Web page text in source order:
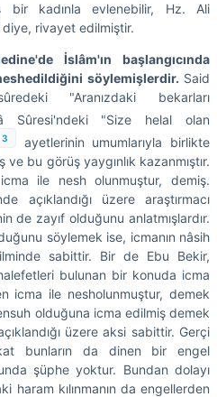
kadınla evlenebilir, Hz. Ali
diye, rivayet edilmiştir.
İslâm'ın başlangıcında
söylemişlerdir. Said
"Aranızdaki bekarları
"Size helal olan
3
ayetlerinin umumlarıyla birlikte
bu görüş yaygınlık kazanmıştır.
ile nesh olunmuştur, demiş.
açıklandığı üzere araştırmacı
de zayıf olduğunu anlatmışlardır.
söylemek ise, icmanın nâsih
ilminde sabittir. Bir de Ebu Bekir,
bulunan bir konuda icma
icma ile nesholunmuştur, demek
olduğuna icma edilmiş demek
üzere aksi sabittir. Gerçi
bunların da dinen bir engel
şüphe yoktur. Bundan dolayı
haram kılınmanın da engellerden